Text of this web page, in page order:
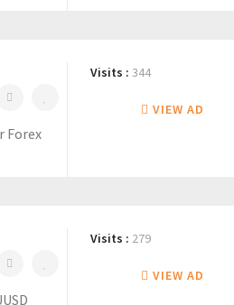
Forex
Visits : 344
VIEW AD
Visits : 279
VIEW AD